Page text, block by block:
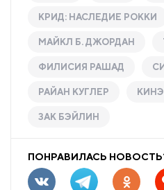
КРИД: НАСЛЕДИЕ РОККИ
МАЙКЛ Б. ДЖОРДАН
ФИЛИСИЯ РАШАД
РАЙАН КУГЛЕР
ЗАК БЭЙЛИН
ПОНРАВИЛАСЬ